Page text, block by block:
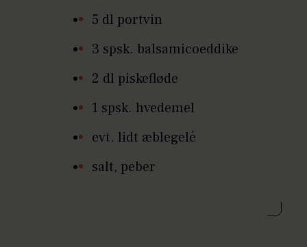
5 dl portvin
3 spsk. balsamicoeddike
2 dl piskefløde
1 spsk. hvedemel
evt. lidt æblegelé
salt, peber